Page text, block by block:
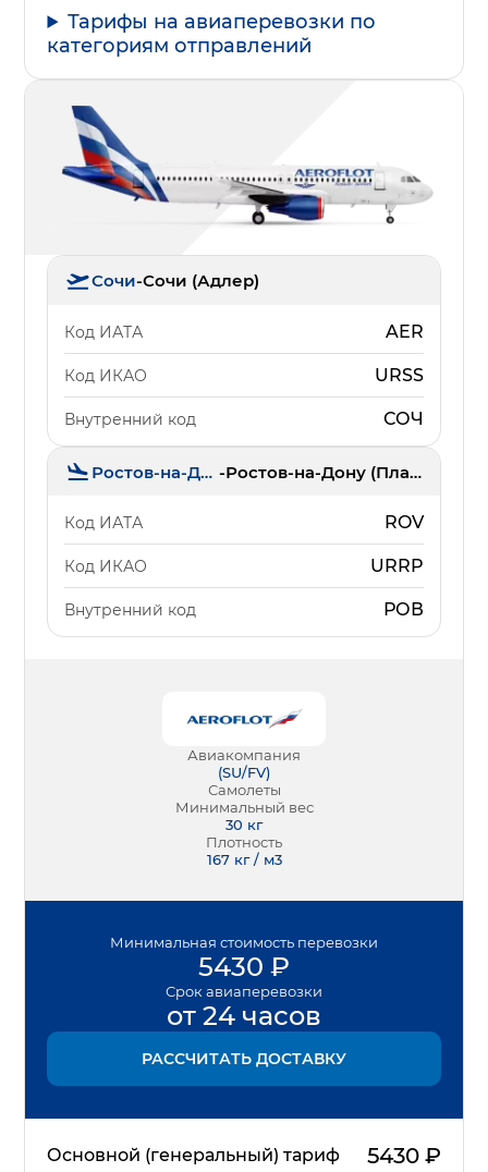
Тарифы на авиаперевозки по
категориям отправлений
Сочи-Сочи (Адлер)
Код ИАТА AER
Код ИКАО URSS
Внутренний код СОЧ
Ростов-на-Дону - Ростов-на-Дону (Платов)
Код ИАТА ROV
Код ИКАО URRP
Внутренний код РОВ
Авиакомпания
(SU/FV)
Самолеты
Минимальный вес
30 кг
Плотность
167 кг / м3
Минимальная стоимость перевозки
5430 ₽
Срок авиаперевозки
от 24 часов
РАССЧИТАТЬ ДОСТАВКУ
Основной (генеральный) тариф 5430₽